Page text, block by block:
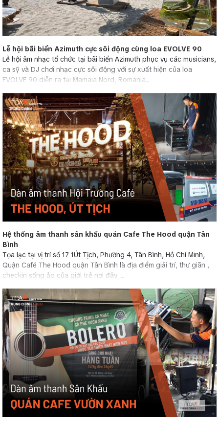
Lễ hội bãi biển Azimuth cực sôi động cùng loa EVOLVE 90
Lễ hội âm nhạc tổ chức tại bãi biển Azimuth phục vụ các musicians,
ca sỹ và DJ chơi nhạc cực sôi động với sự xuất hiện của loa
EVOLVE 90 diễn ra tại Mamaia Nord, Romania...
Hệ thống âm thanh sân khấu quán Cafe The Hood quận Tân
Bình
Tọa lạc tại vị trí số 17 1Út Tịch, Phường 4, Tân Bình, Hồ Chí Minh,
Quận Café The Hood quận Tân Bình là địa điểm giải trí, thư giãn ,
checkin sống ảo của giới trẻ nơi đây. ...